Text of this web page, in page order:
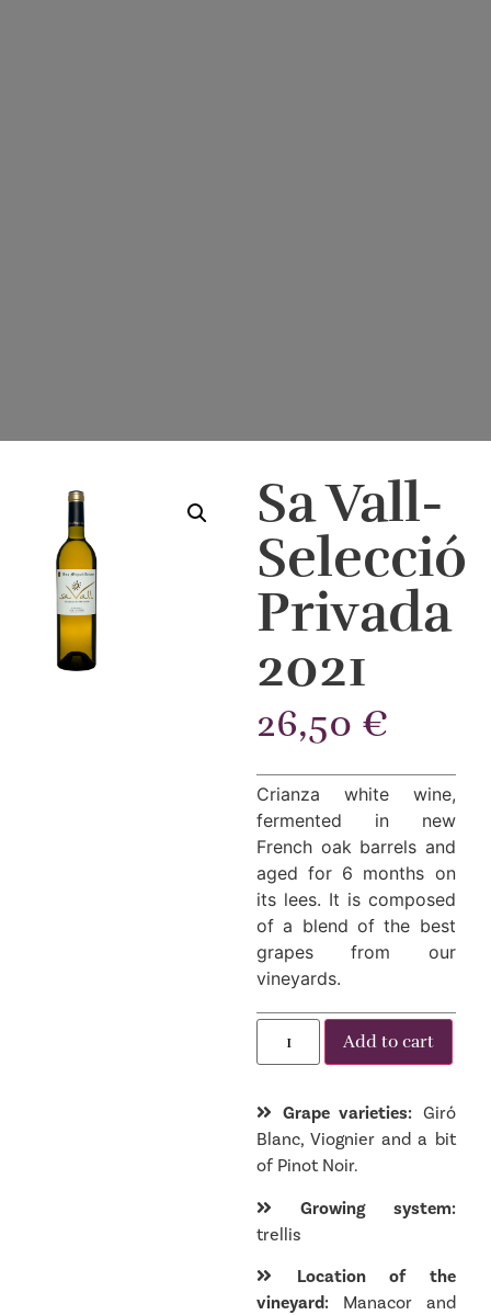
Sa Vall-
Selecció
Privada
2021
26,50 €
Crianza white wine,
fermented in new
French oak barrels and
aged for 6 months on
its lees. It is composed
of a blend of the best
grapes from our
vineyards.
Add to cart
Grape varieties: Giró
Blanc, Viognier and a bit
of Pinot Noir.
Growing system:
trellis
Location of the
vineyard: Manacor and